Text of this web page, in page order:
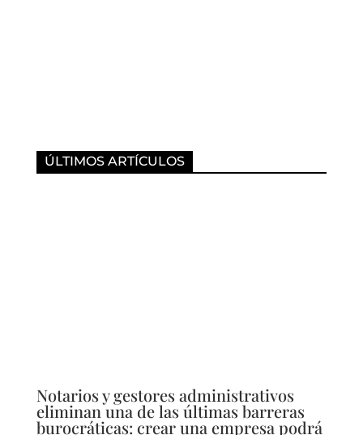
ÚLTIMOS ARTÍCULOS
Notarios y gestores administrativos
eliminan una de las últimas barreras
burocráticas: crear una empresa podrá